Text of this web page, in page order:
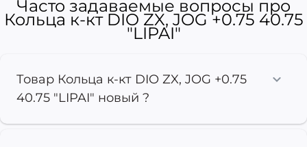
Часто задаваемые вопросы про
Кольца к-кт DIO ZX, JOG +0.75 40.75
"LIPAI"
Товар Кольца к-кт DIO ZX, JOG +0.75
40.75 "LIPAI" новый ?